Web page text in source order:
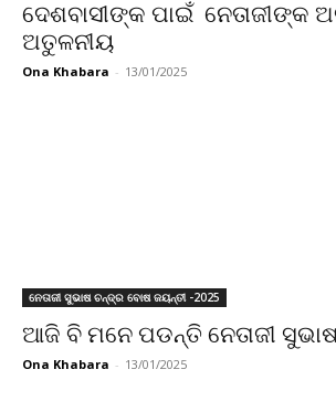
ଦେଶବାସୀଙ୍କ ପାଇଁ ନେତାଜୀଙ୍କ
ଅତୁଳନୀୟ
Ona Khabara - 13/01/2025
ନେତାଜୀ ସୁଭାଷ ଚନ୍ଦ୍ର ବୋଷ ଜୟନ୍ତୀ -2025
ଆଜି ବି ମନେ ପଡନ୍ତି ନେତାଜୀ
Ona Khabara - 13/01/2025